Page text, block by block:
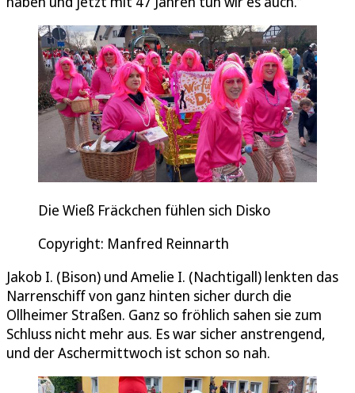
Die Wieß Fräckchen fühlen sich Disko
Copyright: Manfred Reinnarth
Jakob I. (Bison) und Amelie I. (Nachtigall) lenkten das
Narrenschiff von ganz hinten sicher durch die
Ollheimer Straßen. Ganz so fröhlich sahen sie zum
Schluss nicht mehr aus. Es war sicher anstrengend,
und der Aschermittwoch ist schon so nah.